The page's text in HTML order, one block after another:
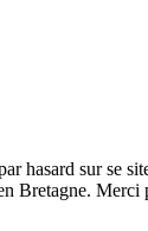
hasard sur se
Bretagne. Merci